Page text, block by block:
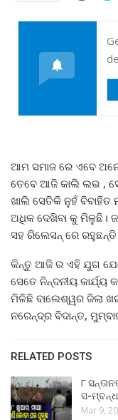
ଆମ ସମାଜ ରେ ଏବେ
ତେବେ ଆଜି କାଲି ଲଭ ,
ଖାଲି ସେତିକି ନୁହଁ ବିବାହିତ
ଅଧିକ ଦେଖିବା କୁ ମିଳୁଛି।
ସହ ରିଲେସନ୍ ରେ
କିନ୍ତୁ ଆଜି ର ଏହି ଯୁଗ
ସେତେ ନିନ୍ଦନୀୟ କାର୍ଯ୍ୟ
ମିଳିଛି ବାଲେଶ୍ୱର ଜିଲା
ନରେନ୍ଦ୍ର ବିଦାନ୍ତ,
RELATED POSTS
୮
ସ-
Mar 9,